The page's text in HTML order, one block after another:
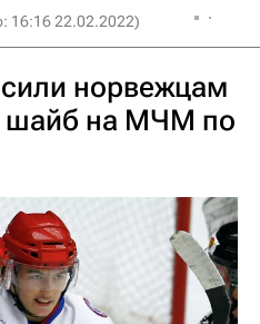
16:16 22.02.2022)
норвежцам
шайб на МЧМ по